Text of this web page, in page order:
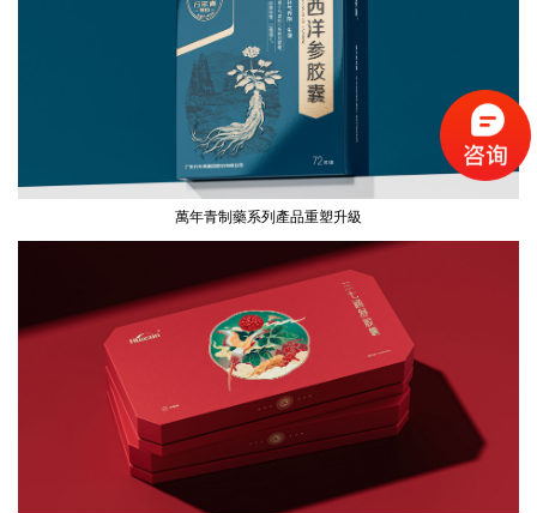
萬年青制藥系列產品重塑升級